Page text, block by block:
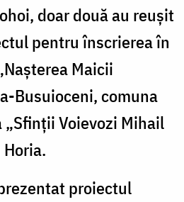
doar două au reușit
pentru înscrierea în
Maicii
Busuioceni, comuna
Voievozi Mihail
proiectul